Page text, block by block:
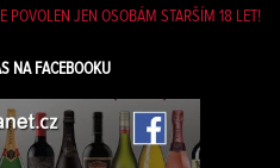
POVOLEN JEN OSOBÁM STARŠÍM 18 LET!
NA FACEBOOKU